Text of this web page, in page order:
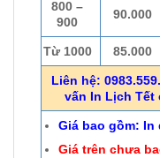
800 –
900
90.000
Từ 1000 85.000
Liên hệ:
vấn In Lịch
Giá bao gồm:
Giá trên chưa